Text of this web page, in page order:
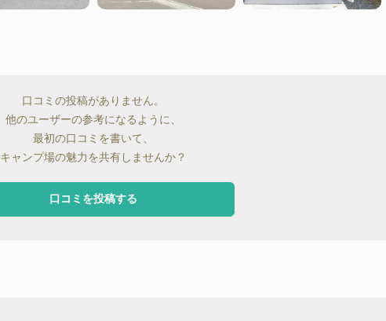
口コミの投稿がありません。
他のユーザーの参考になるように、
最初の口コミを書いて、
キャンプ場の魅力を共有しませんか？
口コミを投稿する